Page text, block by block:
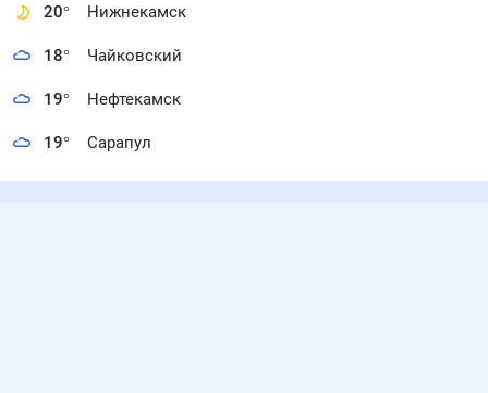
20° Нижнекамск
18° Чайковский
19° Нефтекамск
19° Сарапул